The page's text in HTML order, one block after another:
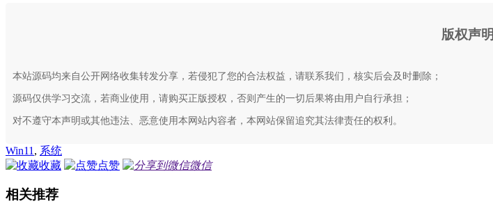
版权声明
本站源码均来自公开网络收集转发分享，若侵犯了您的合法权益，请联系我们，核实后会及时删除；
源码仅供学习交流，若商业使用，请购买正版授权，否则产生的一切后果将由用户自行承担；
对不遵守本声明或其他违法、恶意使用本网站内容者，本网站保留追究其法律责任的权利。
Win11 , 系统
收藏
点赞 微信
相关推荐